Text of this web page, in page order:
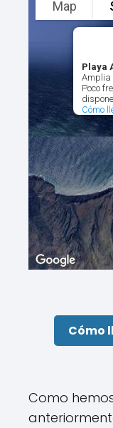
Playa
Amplia
Poco
Cómo
Map
Cómo
Como